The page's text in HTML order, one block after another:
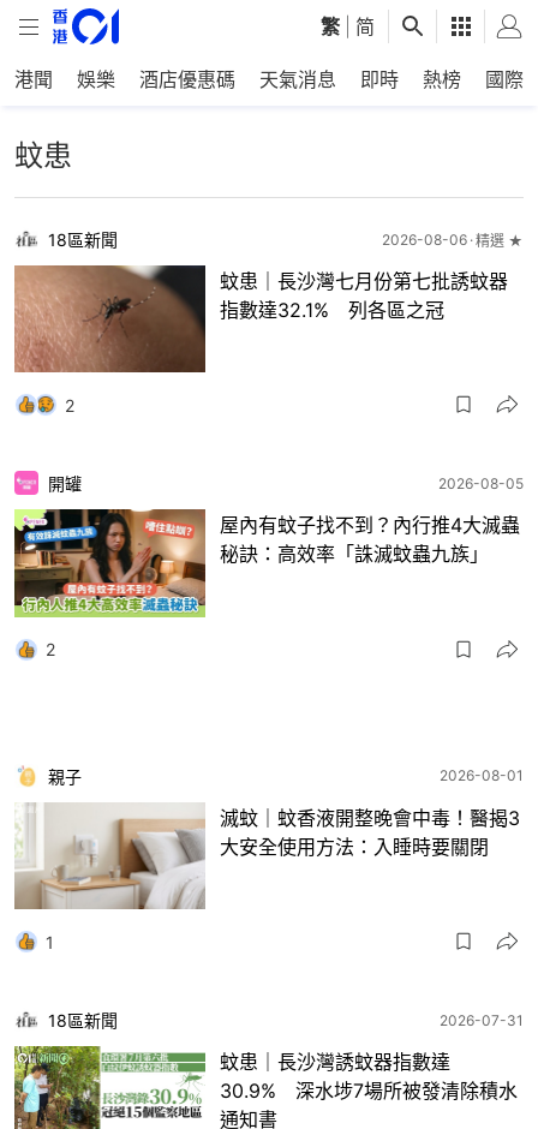
繁 简
港聞 娛樂 酒店優惠碼 天氣消息 即時 熱榜 國際
蚊患
18區新聞 2026-08-06 精選 ★
蚊患｜長沙灣七月份第七批誘蚊器
指數達32.1% 列各區之冠
2
開罐 2026-08-05
屋內有蚊子找不到？內行推4大滅蟲
秘訣：高效率「誅滅蚊蟲九族」
2
親子 2026-08-01
滅蚊｜蚊香液開整晚會中毒！醫揭3
大安全使用方法：入睡時要關閉
1
18區新聞 2026-07-31
蚊患｜長沙灣誘蚊器指數達
30.9% 深水埗7場所被發清除積水
通知書